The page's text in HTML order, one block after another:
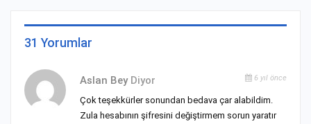
31 Yorumlar
Aslan Bey Diyor 6 yıl önce
Çok teşekkürler sonundan bedava çar alabildim.
Zula hesabının şifresini değiştirmem sorun yaratır